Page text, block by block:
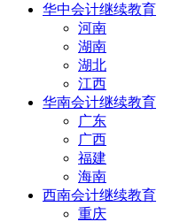
华中会计继续教育
河南
湖南
湖北
江西
华南会计继续教育
广东
广西
福建
海南
西南会计继续教育
重庆